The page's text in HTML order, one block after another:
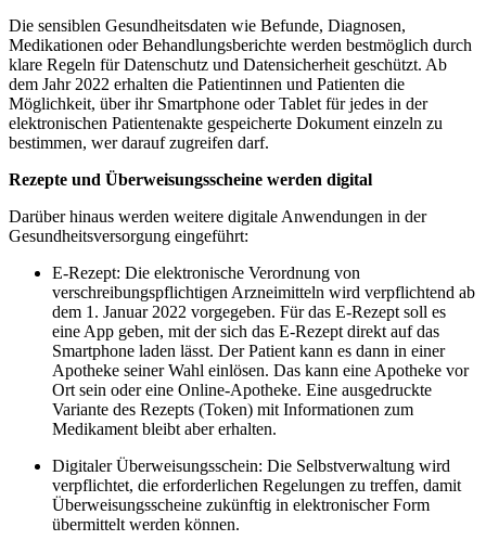
Die sensiblen Gesundheitsdaten wie Befunde, Diagnosen,
Medikationen oder Behandlungsberichte werden bestmöglich durch
klare Regeln für Datenschutz und Datensicherheit geschützt. Ab
dem Jahr 2022 erhalten die Patientinnen und Patienten die
Möglichkeit, über ihr Smartphone oder Tablet für jedes in der
elektronischen Patientenakte gespeicherte Dokument einzeln zu
bestimmen, wer darauf zugreifen darf.
Rezepte und Überweisungsscheine werden digital
Darüber hinaus werden weitere digitale Anwendungen in der
Gesundheitsversorgung eingeführt:
E-Rezept: Die elektronische Verordnung von
verschreibungspflichtigen Arzneimitteln wird verpflichtend ab
dem 1. Januar 2022 vorgegeben. Für das E-Rezept soll es
eine App geben, mit der sich das E-Rezept direkt auf das
Smartphone laden lässt. Der Patient kann es dann in einer
Apotheke seiner Wahl einlösen. Das kann eine Apotheke vor
Ort sein oder eine Online-Apotheke. Eine ausgedruckte
Variante des Rezepts (Token) mit Informationen zum
Medikament bleibt aber erhalten.
Digitaler Überweisungsschein: Die Selbstverwaltung wird
verpflichtet, die erforderlichen Regelungen zu treffen, damit
Überweisungsscheine zukünftig in elektronischer Form
übermittelt werden können.